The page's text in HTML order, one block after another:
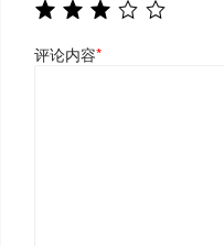
评论内容*